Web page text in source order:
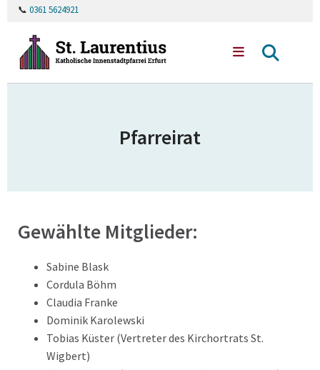
📞 0361 5624921
Pfarreirat
Gewählte Mitglieder:
Sabine Blask
Cordula Böhm
Claudia Franke
Dominik Karolewski
Tobias Küster (Vertreter des Kirchortrats St.
Wigbert)